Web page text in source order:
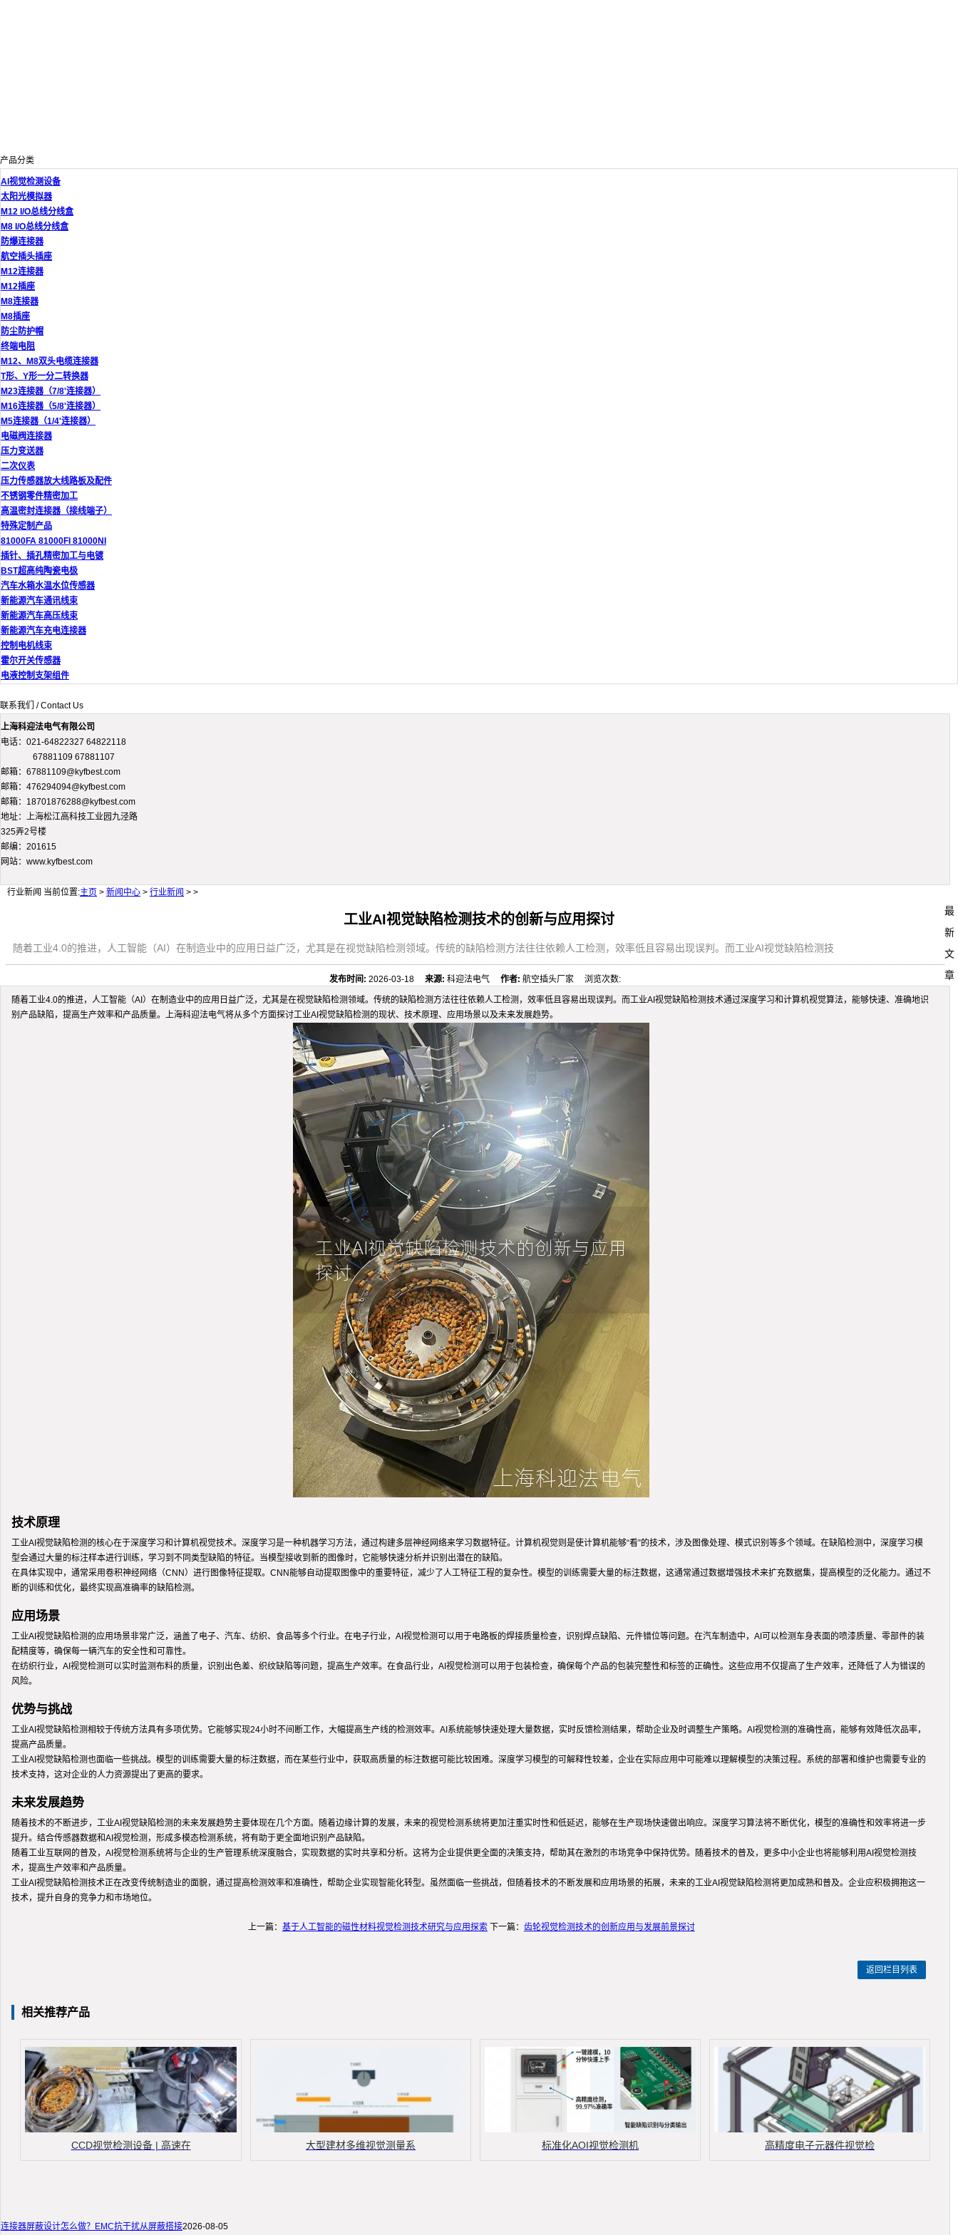
产品分类
AI视觉检测设备
太阳光模拟器
M12 I/O总线分线盒
M8 I/O总线分线盒
防爆连接器
航空插头插座
M12连接器
M12插座
M8连接器
M8插座
防尘防护帽
终端电阻
M12、M8双头电缆连接器
T形、Y形一分二转换器
M23连接器（7/8'连接器）
M16连接器（5/8'连接器）
M5连接器（1/4'连接器）
电磁阀连接器
压力变送器
二次仪表
压力传感器放大线路板及配件
不锈钢零件精密加工
高温密封连接器（接线端子）
特殊定制产品
81000FA 81000FI 81000NI
插针、插孔精密加工与电镀
BST超高纯陶瓷电极
汽车水箱水温水位传感器
新能源汽车通讯线束
新能源汽车高压线束
新能源汽车充电连接器
控制电机线束
霍尔开关传感器
电液控制支架组件
联系我们 / Contact Us
上海科迎法电气有限公司
电话：021-64822327 64822118
67881109 67881107
邮箱：67881109@kyfbest.com
邮箱：476294094@kyfbest.com
邮箱：18701876288@kyfbest.com
地址：上海松江高科技工业园九泾路
325弄2号楼
邮编：201615
网站：www.kyfbest.com
行业新闻 当前位置:主页 > 新闻中心 > 行业新闻 > >
工业AI视觉缺陷检测技术的创新与应用探讨
随着工业4.0的推进，人工智能（AI）在制造业中的应用日益广泛，尤其是在视觉缺陷检测领域。传统的缺陷检测方法往往依赖人工检测，效率低且容易出现误判。而工业AI视觉缺陷检测技
发布时间: 2026-03-18来源: 科迎法电气作者: 航空插头厂家 浏览次数:
随着工业4.0的推进，人工智能（AI）在制造业中的应用日益广泛，尤其是在视觉缺陷检测领域。传统的缺陷检测方法往往依赖人工检测，效率低且容易出现误判。而工业AI视觉缺陷检测技术通过深度学习和计算机视觉算法，能够快速、准确地识
别产品缺陷，提高生产效率和产品质量。上海科迎法电气将从多个方面探讨工业AI视觉缺陷检测的现状、技术原理、应用场景以及未来发展趋势。
技术原理
工业AI视觉缺陷检测的核心在于深度学习和计算机视觉技术。深度学习是一种机器学习方法，通过构建多层神经网络来学习数据特征。计算机视觉则是使计算机能够“看”的技术，涉及图像处理、模式识别等多个领域。在缺陷检测中，深度学习模
型会通过大量的标注样本进行训练，学习到不同类型缺陷的特征。当模型接收到新的图像时，它能够快速分析并识别出潜在的缺陷。
在具体实现中，通常采用卷积神经网络（CNN）进行图像特征提取。CNN能够自动提取图像中的重要特征，减少了人工特征工程的复杂性。模型的训练需要大量的标注数据，这通常通过数据增强技术来扩充数据集，提高模型的泛化能力。通过不
断的训练和优化，最终实现高准确率的缺陷检测。
应用场景
工业AI视觉缺陷检测的应用场景非常广泛，涵盖了电子、汽车、纺织、食品等多个行业。在电子行业，AI视觉检测可以用于电路板的焊接质量检查，识别焊点缺陷、元件错位等问题。在汽车制造中，AI可以检测车身表面的喷漆质量、零部件的装
配精度等，确保每一辆汽车的安全性和可靠性。
在纺织行业，AI视觉检测可以实时监测布料的质量，识别出色差、织纹缺陷等问题，提高生产效率。在食品行业，AI视觉检测可以用于包装检查，确保每个产品的包装完整性和标签的正确性。这些应用不仅提高了生产效率，还降低了人为错误的
风险。
优势与挑战
工业AI视觉缺陷检测相较于传统方法具有多项优势。它能够实现24小时不间断工作，大幅提高生产线的检测效率。AI系统能够快速处理大量数据，实时反馈检测结果，帮助企业及时调整生产策略。AI视觉检测的准确性高，能够有效降低次品率，
提高产品质量。
工业AI视觉缺陷检测也面临一些挑战。模型的训练需要大量的标注数据，而在某些行业中，获取高质量的标注数据可能比较困难。深度学习模型的可解释性较差，企业在实际应用中可能难以理解模型的决策过程。系统的部署和维护也需要专业的
技术支持，这对企业的人力资源提出了更高的要求。
未来发展趋势
随着技术的不断进步，工业AI视觉缺陷检测的未来发展趋势主要体现在几个方面。随着边缘计算的发展，未来的视觉检测系统将更加注重实时性和低延迟，能够在生产现场快速做出响应。深度学习算法将不断优化，模型的准确性和效率将进一步
提升。结合传感器数据和AI视觉检测，形成多模态检测系统，将有助于更全面地识别产品缺陷。
随着工业互联网的普及，AI视觉检测系统将与企业的生产管理系统深度融合，实现数据的实时共享和分析。这将为企业提供更全面的决策支持，帮助其在激烈的市场竞争中保持优势。随着技术的普及，更多中小企业也将能够利用AI视觉检测技
术，提高生产效率和产品质量。
工业AI视觉缺陷检测技术正在改变传统制造业的面貌，通过提高检测效率和准确性，帮助企业实现智能化转型。虽然面临一些挑战，但随着技术的不断发展和应用场景的拓展，未来的工业AI视觉缺陷检测将更加成熟和普及。企业应积极拥抱这一
技术，提升自身的竞争力和市场地位。
上一篇： 基于人工智能的磁性材料视觉检测技术研究与应用探索下一篇： 齿轮视觉检测技术的创新应用与发展前景探讨
返回栏目列表
相关推荐产品
CCD视觉检测设备 | 高速在 大型建材多维视觉测量系 标准化AOI视觉检测机 高精度电子元器件视觉检
最
新
文
章
连接器屏蔽设计怎么做？EMC抗干扰从屏蔽搭接2026-08-05